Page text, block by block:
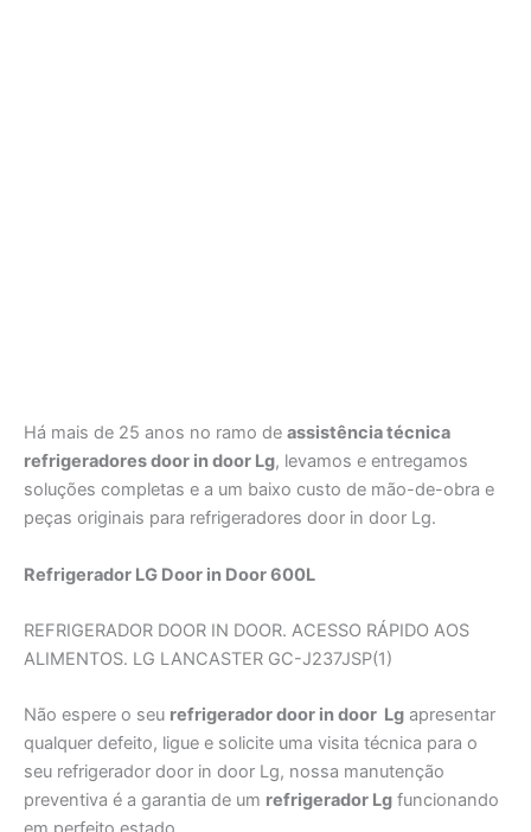
Há mais de 25 anos no ramo de assistência técnica
refrigeradores door in door Lg, levamos e entregamos
soluções completas e a um baixo custo de mão-de-obra e
peças originais para refrigeradores door in door Lg.
Refrigerador LG Door in Door 600L
REFRIGERADOR DOOR IN DOOR. ACESSO RÁPIDO AOS
ALIMENTOS. LG LANCASTER GC-J237JSP(1)
Não espere o seu refrigerador door in door Lg apresentar
qualquer defeito, ligue e solicite uma visita técnica para o
seu refrigerador door in door Lg, nossa manutenção
preventiva é a garantia de um refrigerador Lg funcionando